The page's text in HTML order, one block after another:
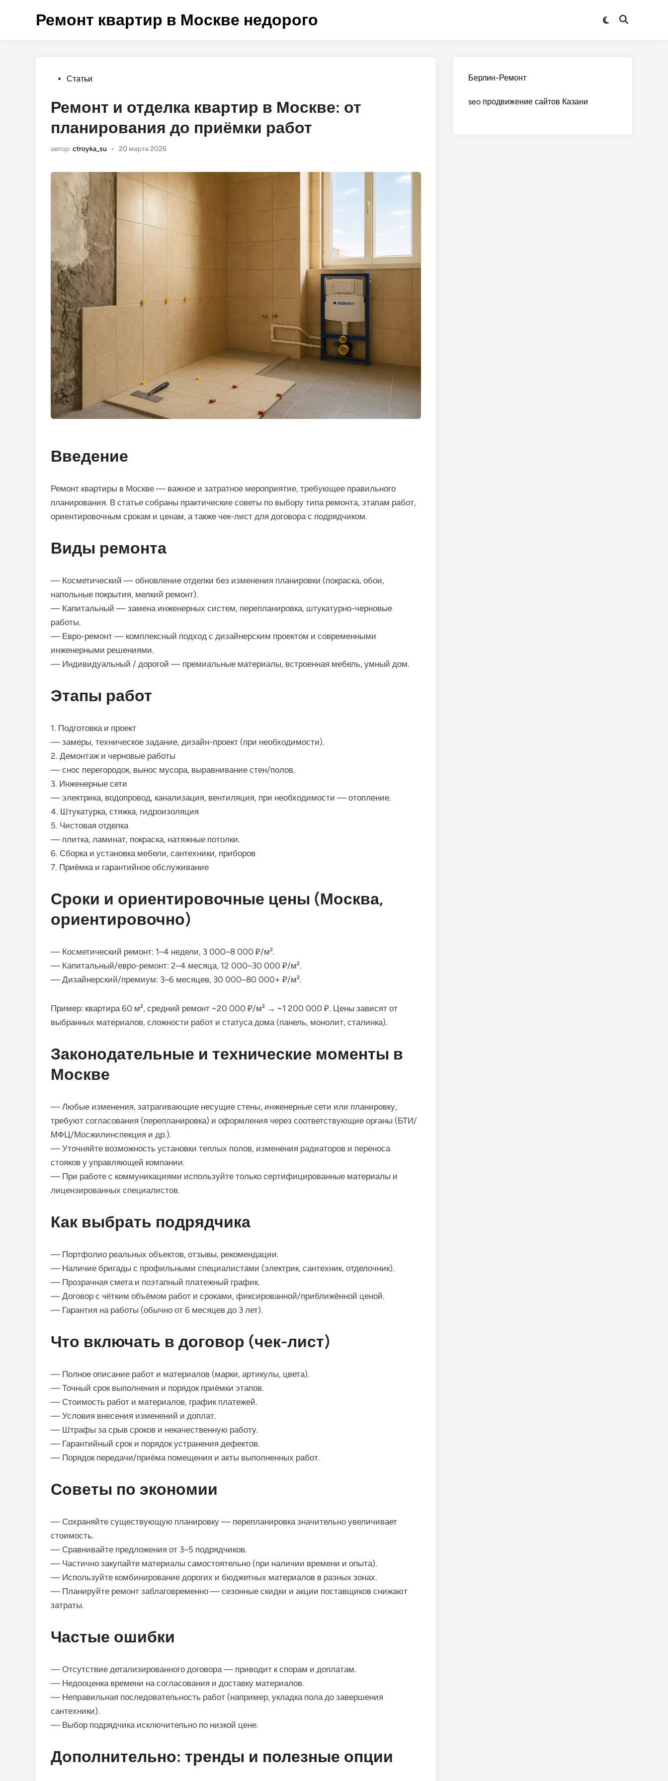
Ремонт квартир в Москве недорого
Переключить
Открыть
Опубликовано
Статьи
Ремонт и отделка квартир в Москве: от
планирования до приёмки работ
автор: ctroyka_su • 20 марта 2026
Введение
Ремонт квартиры в Москве — важное и затратное мероприятие, требующее правильного
планирования. В статье собраны практические советы по выбору типа ремонта, этапам работ,
ориентировочным срокам и ценам, а также чек-лист для договора с подрядчиком.
Виды ремонта
— Косметический — обновление отделки без изменения планировки (покраска, обои,
напольные покрытия, мелкий ремонт).
— Капитальный — замена инженерных систем, перепланировка, штукатурно-черновые
работы.
— Евро-ремонт — комплексный подход с дизайнерским проектом и современными
инженерными решениями.
— Индивидуальный / дорогой — премиальные материалы, встроенная мебель, умный дом.
Этапы работ
1. Подготовка и проект
— замеры, техническое задание, дизайн-проект (при необходимости).
2. Демонтаж и черновые работы
— снос перегородок, вынос мусора, выравнивание стен/полов.
3. Инженерные сети
— электрика, водопровод, канализация, вентиляция, при необходимости — отопление.
4. Штукатурка, стяжка, гидроизоляция
5. Чистовая отделка
— плитка, ламинат, покраска, натяжные потолки.
6. Сборка и установка мебели, сантехники, приборов
7. Приёмка и гарантийное обслуживание
Сроки и ориентировочные цены (Москва,
ориентировочно)
— Косметический ремонт: 1–4 недели, 3 000–8 000 ₽/м².
— Капитальный/евро-ремонт: 2–4 месяца, 12 000–30 000 ₽/м².
— Дизайнерский/премиум: 3–6 месяцев, 30 000–80 000+ ₽/м².
Пример: квартира 60 м², средний ремонт ~20 000 ₽/м² → ~1 200 000 ₽. Цены зависят от
выбранных материалов, сложности работ и статуса дома (панель, монолит, сталинка).
Законодательные и технические моменты в
Москве
— Любые изменения, затрагивающие несущие стены, инженерные сети или планировку,
требуют согласования (перепланировка) и оформления через соответствующие органы (БТИ/
МФЦ/Мосжилинспекция и др.).
— Уточняйте возможность установки теплых полов, изменения радиаторов и переноса
стояков у управляющей компании.
— При работе с коммуникациями используйте только сертифицированные материалы и
лицензированных специалистов.
Как выбрать подрядчика
— Портфолио реальных объектов, отзывы, рекомендации.
— Наличие бригады с профильными специалистами (электрик, сантехник, отделочник).
— Прозрачная смета и поэтапный платежный график.
— Договор с чётким объёмом работ и сроками, фиксированной/приближённой ценой.
— Гарантия на работы (обычно от 6 месяцев до 3 лет).
Что включать в договор (чек-лист)
— Полное описание работ и материалов (марки, артикулы, цвета).
— Точный срок выполнения и порядок приёмки этапов.
— Стоимость работ и материалов, график платежей.
— Условия внесения изменений и доплат.
— Штрафы за срыв сроков и некачественную работу.
— Гарантийный срок и порядок устранения дефектов.
— Порядок передачи/приёма помещения и акты выполненных работ.
Советы по экономии
— Сохраняйте существующую планировку — перепланировка значительно увеличивает
стоимость.
— Сравнивайте предложения от 3–5 подрядчиков.
— Частично закупайте материалы самостоятельно (при наличии времени и опыта).
— Используйте комбинирование дорогих и бюджетных материалов в разных зонах.
— Планируйте ремонт заблаговременно — сезонные скидки и акции поставщиков снижают
затраты.
Частые ошибки
— Отсутствие детализированного договора — приводит к спорам и доплатам.
— Недооценка времени на согласования и доставку материалов.
— Неправильная последовательность работ (например, укладка пола до завершения
сантехники).
— Выбор подрядчика исключительно по низкой цене.
Дополнительно: тренды и полезные опции
Берлин-Ремонт
seo продвижение сайтов Казани